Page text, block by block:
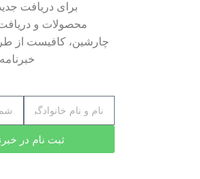
برای دریافت
محصولات و
چارشین، کافیست از
ثبت نام در